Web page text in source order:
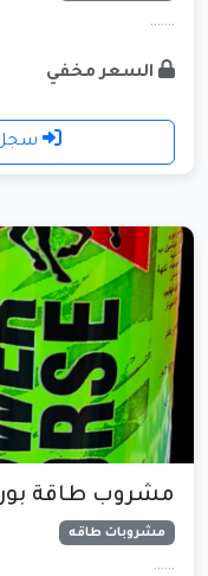
.......
السعر مخفي
سجل
مشروب طاقة بور
مشروبات طاقه
......